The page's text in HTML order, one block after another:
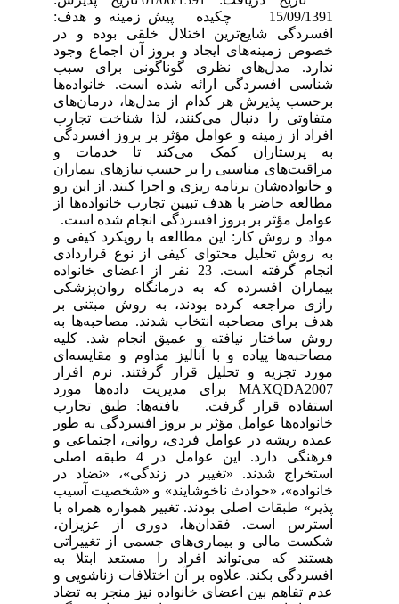
15/09/1391 چکیده پیش زمینه و هدف:
افسردگی شایع‌ترین اختلال خلقی بوده و در
خصوص زمینه‌های ایجاد و بروز آن اجماع وجود
ندارد. مدل‌های نظری گوناگونی برای سبب
شناسی افسردگی ارائه شده است. خانواده‌ها
برحسب پذیرش هر کدام از مدل‌ها، درمان‌های
متفاوتی را دنبال می‌کنند، لذا شناخت تجارب
افراد از زمینه و عوامل مؤثر بر بروز افسردگی
به پرستاران کمک می‌کند تا خدمات و
مراقبت‌های مناسبی را بر حسب نیازهای بیماران
و خانواده‌شان برنامه ریزی و اجرا کنند. از این رو
مطالعه حاضر با هدف تبیین تجارب خانواده‌ها از
عوامل مؤثر بر بروز افسردگی انجام شده است.
مواد و روش کار: این مطالعه با رویکرد کیفی و
به روش تحلیل محتوای کیفی از نوع قراردادی
انجام گرفته است. 23 نفر از اعضای خانواده
بیماران افسرده که به درمانگاه روان‌پزشکی
رازی مراجعه کرده بودند، به روش مبتنی بر
هدف برای مصاحبه انتخاب شدند. مصاحبه‌ها به
روش ساختار نیافته و عمیق انجام شد. کلیه
مصاحبه‌ها پیاده و با آنالیز مداوم و مقایسه‌ای
مورد تجزیه و تحلیل قرار گرفتند. نرم افزار
MAXQDA2007 برای مدیریت داده‌ها مورد
استفاده قرار گرفت. یافته‌ها: طبق تجارب
خانواده‌ها عوامل مؤثر بر بروز افسردگی به طور
عمده ریشه در عوامل فردی، روانی، اجتماعی و
فرهنگی دارد. این عوامل در 4 طبقه اصلی
استخراج شدند. «تغییر در زندگی»، «تضاد در
خانواده»، «حوادث ناخوشایند» و «شخصیت آسیب
پذیر» طبقات اصلی بودند. تغییر همواره همراه با
استرس است. فقدان‌ها، دوری از عزیزان،
شکست مالی و بیماری‌های جسمی از تغییراتی
هستند که می‌تواند افراد را مستعد ابتلا به
افسردگی بکند. علاوه بر آن اختلافات زناشویی و
عدم تفاهم بین اعضای خانواده نیز منجر به تضاد